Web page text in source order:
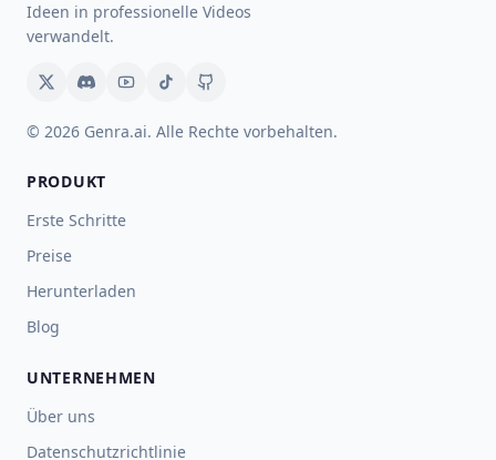
Ideen in professionelle Videos
verwandelt.
© 2026 Genra.ai. Alle Rechte vorbehalten.
PRODUKT
Erste Schritte
Preise
Herunterladen
Blog
UNTERNEHMEN
Über uns
Datenschutzrichtlinie